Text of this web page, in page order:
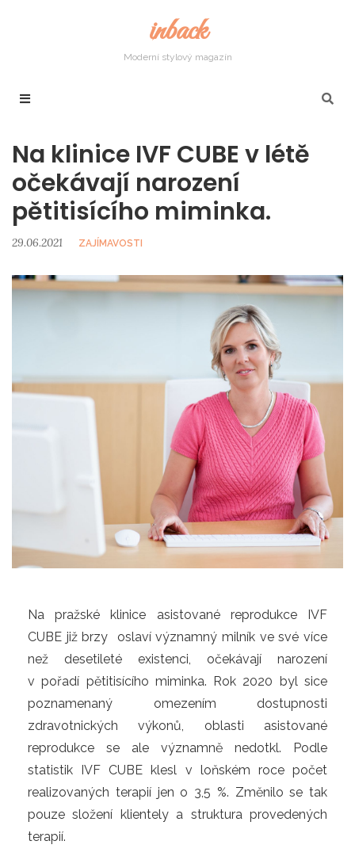
inback
Moderní stylový magazín
Na klinice IVF CUBE v létě
očekávají narození
pětitisícího miminka.
29.06.2021 ZAJÍMAVOSTI
Na pražské klinice asistované reprodukce IVF
CUBE již brzy oslaví významný milník ve své více
než desetileté existenci, očekávají narození
v pořadí pětitisícího miminka. Rok 2020 byl sice
poznamenaný omezením dostupnosti
zdravotnických výkonů, oblasti asistované
reprodukce se ale významně nedotkl. Podle
statistik IVF CUBE klesl v loňském roce počet
realizovaných terapií jen o 3,5 %. Změnilo se tak
pouze složení klientely a struktura provedených
terapií.